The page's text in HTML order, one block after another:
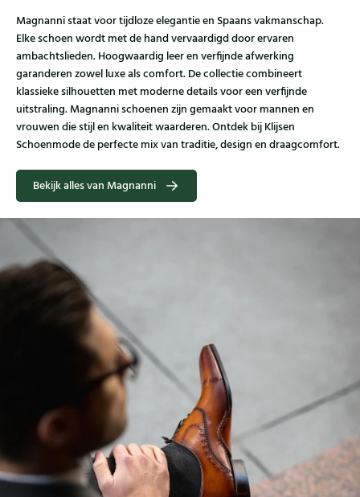
Magnanni staat voor tijdloze elegantie en Spaans vakmanschap.
Elke schoen wordt met de hand vervaardigd door ervaren
ambachtslieden. Hoogwaardig leer en verfijnde afwerking
garanderen zowel luxe als comfort. De collectie combineert
klassieke silhouetten met moderne details voor een verfijnde
uitstraling. Magnanni schoenen zijn gemaakt voor mannen en
vrouwen die stijl en kwaliteit waarderen. Ontdek bij Klijsen
Schoenmode de perfecte mix van traditie, design en draagcomfort.
Bekijk alles van Magnanni